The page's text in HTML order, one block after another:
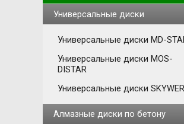
Универсальные диски
Универсальные диски MD-
Универсальные диски MOS-
DISTAR
Универсальные диски SKYWER
Алмазные диски по бетону